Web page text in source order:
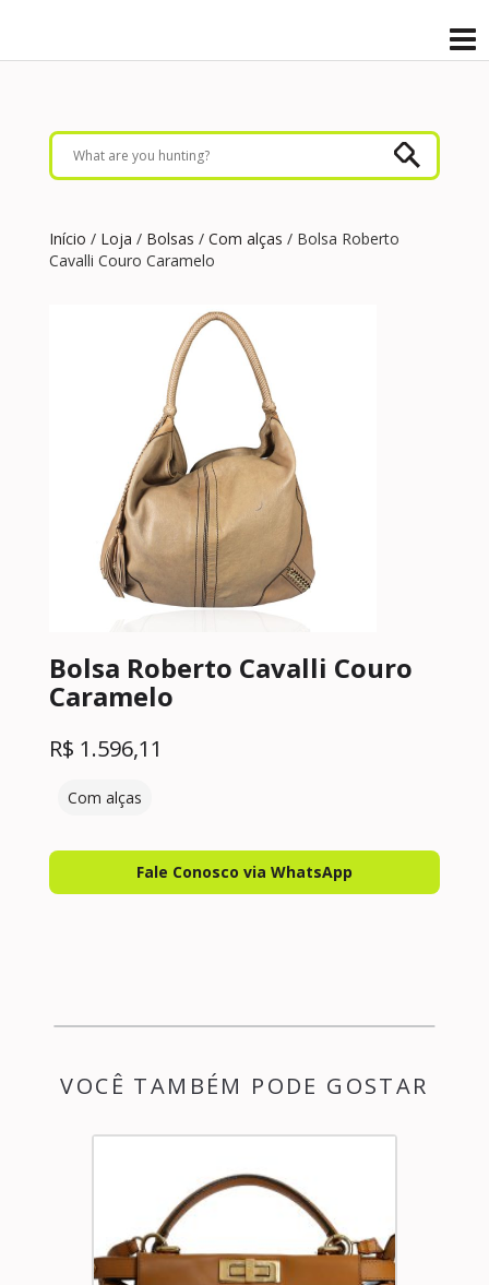
Início / Loja / Bolsas / Com alças / Bolsa Roberto
Cavalli Couro Caramelo
Bolsa Roberto Cavalli Couro
Caramelo
R$ 1.596,11
Com alças
Fale Conosco via WhatsApp
VOCÊ TAMBÉM PODE GOSTAR